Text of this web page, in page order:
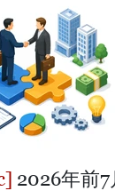
2026年前7